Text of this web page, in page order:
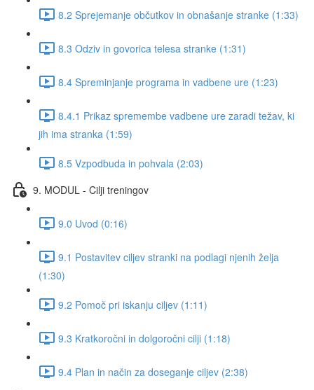
8.2 Sprejemanje občutkov in obnašanje stranke (1:33)
8.3 Odziv in govorica telesa stranke (1:31)
8.4 Spreminjanje programa in vadbene ure (1:23)
8.4.1 Prikaz spremembe vadbene ure zaradi težav, ki
jih ima stranka (1:59)
8.5 Vzpodbuda in pohvala (2:03)
9. MODUL - Cilji treningov
9.0 Uvod (0:16)
9.1 Postavitev ciljev stranki na podlagi njenih želja
(1:30)
9.2 Pomoč pri iskanju ciljev (1:11)
9.3 Kratkoročni in dolgoročni cilji (1:18)
9.4 Plan in način za doseganje ciljev (2:38)